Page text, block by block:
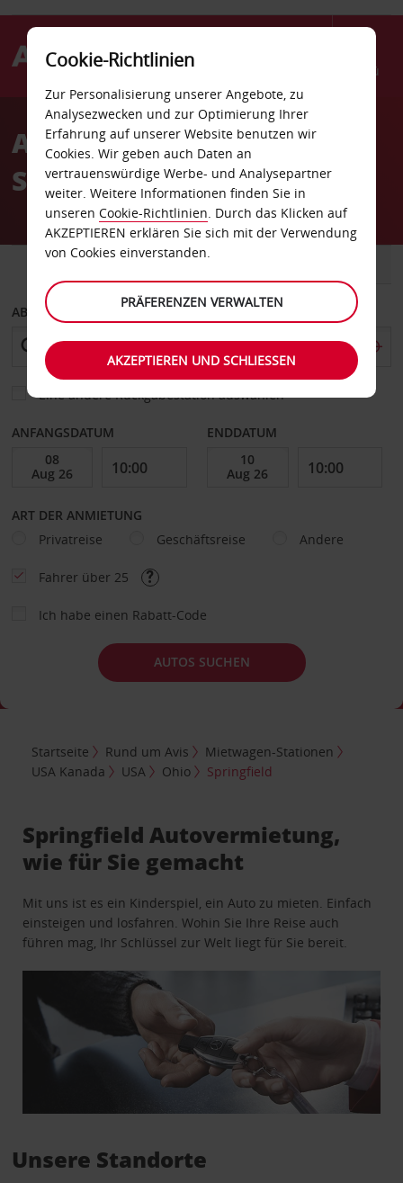
Menü
AvisAutovermietung
Springfield
ABHOLEN VON
Eine andere Rückgabestation auswählen
ANFANGSDATUM ENDDATUM
ART DER ANMIETUNG
Privatreise
Geschäftsreise Andere
Fahrer über 25
Ich habe einen Rabatt-Code
AUTOS SUCHEN
Startseite Rund um Avis
Mietwagen-Stationen
USA Kanada
USA Ohio Springfield
Springfield Autovermietung,
wie für Sie gemacht
Mit uns ist es ein Kinderspiel, ein Auto zu mieten. Einfach
einsteigen und losfahren. Wohin Sie Ihre Reise auch
führen mag, Ihr Schlüssel zur Welt liegt für Sie bereit.
Unsere Standorte
Cookie-Richtlinien
Zur Personalisierung unserer Angebote, zu
Analysezwecken und zur Optimierung Ihrer
Erfahrung auf unserer Website benutzen wir
Cookies. Wir geben auch Daten an
vertrauenswürdige Werbe- und Analysepartner
weiter. Weitere Informationen finden Sie in
unseren Cookie-Richtlinien. Durch das Klicken auf
AKZEPTIEREN erklären Sie sich mit der Verwendung
von Cookies einverstanden.
PRÄFERENZEN VERWALTEN
AKZEPTIEREN UND SCHLIESSEN